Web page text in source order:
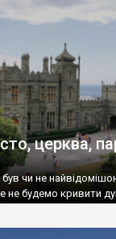
церква,
чи не
не будемо кривити